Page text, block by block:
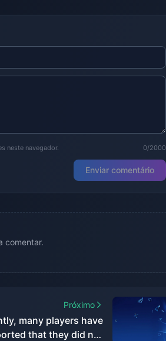
neste navegador. 0/2000
Enviar comentário
comentar.
Próximo
many players have
that they did not